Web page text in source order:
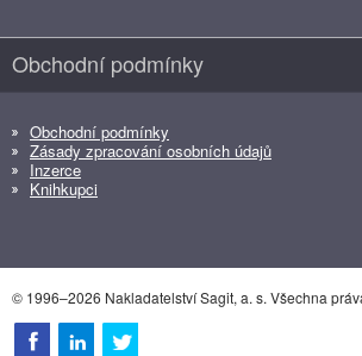
Obchodní podmínky
Obchodní podmínky
Zásady zpracování osobních údajů
Inzerce
Knihkupci
© 1996–2026 Nakladatelství Sagit, a. s. Všechna